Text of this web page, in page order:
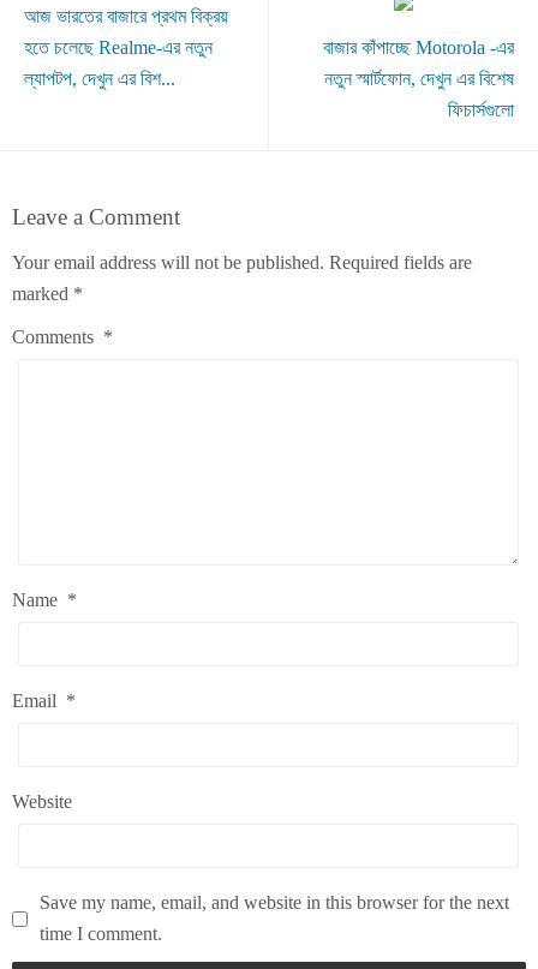
আজ ভারতের বাজারে প্রথম বিক্রয়
হতে চলেছে Realme-এর নতুন
ল্যাপটপ, দেখুন এর বিশ...
বাজার কাঁপাচ্ছে Motorola -এর
নতুন স্মার্টফোন, দেখুন এর বিশেষ
ফিচার্সগুলো
Leave a Comment
Your email address will not be published. Required fields are
marked *
Comments *
Name *
Email *
Website
Save my name, email, and website in this browser for the next
time I comment.